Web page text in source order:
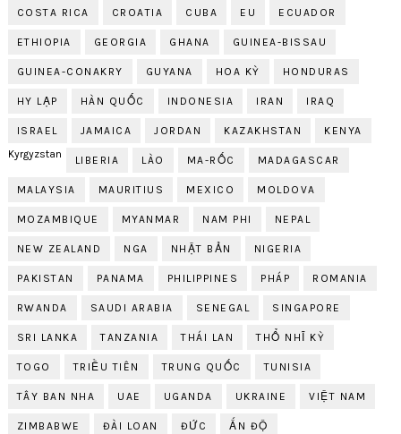
COSTA RICA CROATIA CUBA EU ECUADOR
ETHIOPIA GEORGIA GHANA GUINEA-BISSAU
GUINEA-CONAKRY GUYANA HOA KỲ HONDURAS
HY LẠP HÀN QUỐC INDONESIA IRAN IRAQ
ISRAEL JAMAICA JORDAN KAZAKHSTAN
KENYA
Kyrgyzstan
LIBERIA LÀO MA-RỐC MADAGASCAR
MALAYSIA MAURITIUS MEXICO MOLDOVA
MOZAMBIQUE MYANMAR NAM PHI NEPAL
NEW ZEALAND NGA NHẬT BẢN NIGERIA
PAKISTAN PANAMA PHILIPPINES PHÁP ROMANIA
RWANDA SAUDI ARABIA SENEGAL SINGAPORE
SRI LANKA TANZANIA THÁI LAN THỔ NHĨ KỲ
TOGO TRIỀU TIÊN TRUNG QUỐC TUNISIA
TÂY BAN NHA UAE UGANDA UKRAINE VIỆT NAM
ZIMBABWE ĐÀI LOAN ĐỨC ẤN ĐỘ